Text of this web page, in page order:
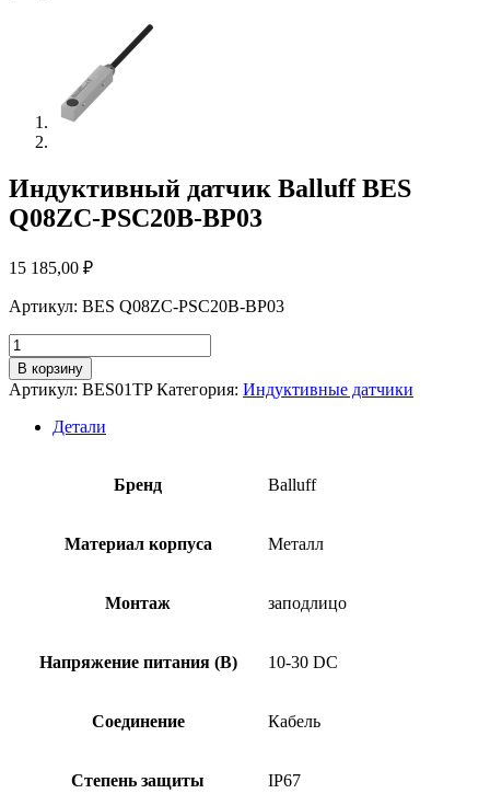
Индуктивный датчик Balluff BES
Q08ZC-PSC20B-BP03
15 185,00 ₽
Артикул: BES Q08ZC-PSC20B-BP03
Количество
товара
Индуктивный
датчик
Balluff
В корзину
Артикул: BES01TP Категория: Индуктивные датчики
Детали
Бренд Balluff
Материал корпуса Металл
Монтаж заподлицо
Напряжение питания (В) 10-30 DC
Соединение Кабель
Степень защиты IP67